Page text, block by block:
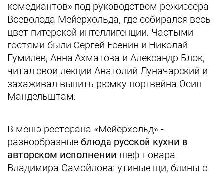
комедиантов» под руководством режиссера
Всеволода Мейерхольда, где собирался весь
цвет питерской интеллигенции. Частыми
гостями были Сергей Есенин и Николай
Гумилев, Анна Ахматова и Александр Блок,
читал свои лекции Анатолий Луначарский и
захаживал выпить рюмку портвейна Осип
Мандельштам.
В меню ресторана «Мейерхольд» -
разнообразные блюда русской кухни в
авторском исполнении шеф-повара
Владимира Самойлова: утиные щи, блины с